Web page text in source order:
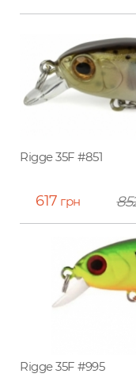
Rigge 35F #851
617 грн
Rigge 35F #995